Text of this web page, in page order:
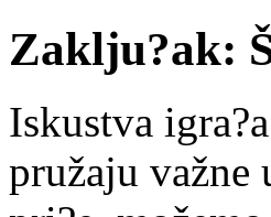
Zaklju?ak:
Iskustva
pružaju